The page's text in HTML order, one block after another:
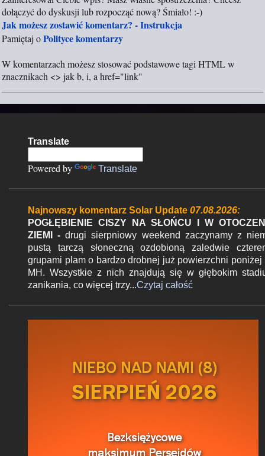
r
z
e
i
k
dołączyć do dyskusji lub rozpocząć nową? Śmiało! :-)
Jak możesz zostawić komentarz? - Instrukcja
Pamiętaj oPolityce komentarzy
W komentarzach możesz stosować podstawowe tagi HTML w
znacznikach <> jak b, i, a href="link"
Translate
Powered by Translate
Najnowszy komentarz Solar Update 07.08.2026:
POGŁĘBIENIE CISZY NA SŁOŃCU I W
ZIEMI - drugi sierpniowy weekend zaczynamy z
pustą tarczą słoneczną ozdobioną zaledwie
grupami plam o bardzo drobnej już powierzchni poniżej
MH. Wszystkie z nich znajdują się w głębokim
zanikania, co więcej trzy...Czytaj całość